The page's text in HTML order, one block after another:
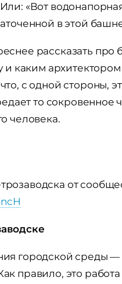
«Вот
в этой
рассказать про
и каким
с одной стороны,
то сокровенное
человека.
от
городской среды
правило, это